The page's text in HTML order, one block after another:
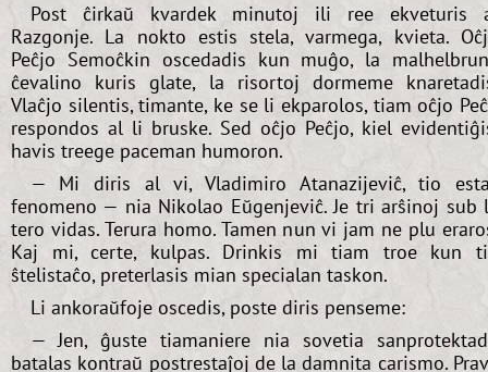
Post ĉirkaŭ kvardek minutoj ili ree ekveturis
Razgonje. La nokto estis stela, varmega, kvieta.
Peĉjo Semoĉkin oscedadis kun muĝo, la
ĉevalino kuris glate, la risortoj dormeme
Vlaĉjo silentis, timante, ke se li ekparolos, tiam oĉjo
respondos al li bruske. Sed oĉjo Peĉjo, kiel
havis treege paceman humoron.
— Mi diris al vi, Vladimiro Atanazijeviĉ, tio
fenomeno — nia Nikolao Eŭgenjeviĉ. Je tri arŝinoj sub
tero vidas. Terura homo. Tamen nun vi jam ne plu
Kaj mi, certe, kulpas. Drinkis mi tiam troe kun
ŝtelistaĉo, preterlasis mian specialan taskon.
Li ankoraŭfoje oscedis, poste diris penseme:
— Jen, ĝuste tiamaniere nia sovetia
batalas kontraŭ postrestaĵoj de la damnita carismo.